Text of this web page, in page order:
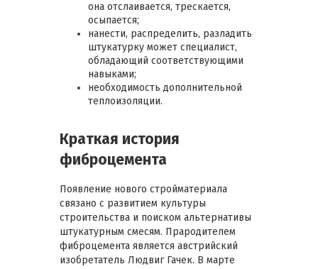
она отслаивается, трескается,
осыпается;
нанести, распределить, разладить
штукатурку может специалист,
обладающий соответствующими
навыками;
необходимость дополнительной
теплоизоляции.
Краткая история
фиброцемента
Появление нового стройматериала
связано с развитием культуры
строительства и поиском альтернативы
штукатурным смесям. Прародителем
фиброцемента является австрийский
изобретатель Людвиг Гачек. В марте